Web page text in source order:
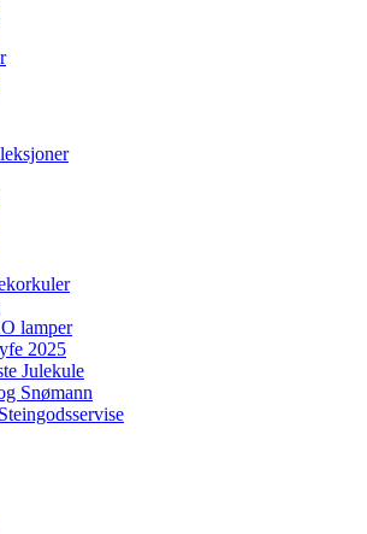
lamper
2025
Julekule
Snømann